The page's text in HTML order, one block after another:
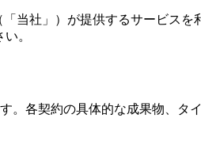
「当社」）が提供するサービス
。
。各契約の具体的な成果物、タ